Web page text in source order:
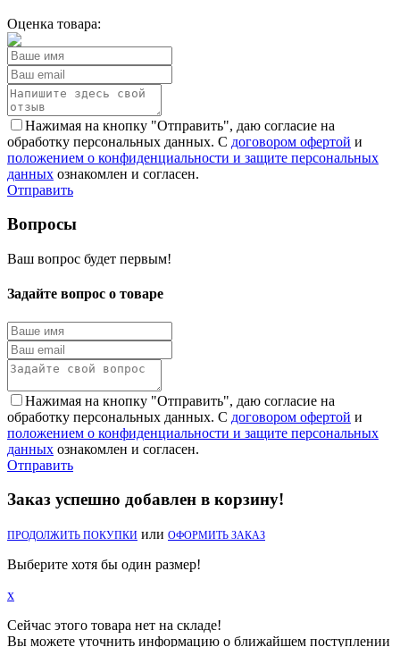
Оценка товара:
Нажимая на кнопку "Отправить", даю согласие на
обработку персональных данных. С договором офертой и
положением о конфиденциальности и защите персональных
данных ознакомлен и согласен.
Отправить
Вопросы
Ваш вопрос будет первым!
Задайте вопрос о товаре
Нажимая на кнопку "Отправить", даю согласие на
обработку персональных данных. С договором офертой и
положением о конфиденциальности и защите персональных
данных ознакомлен и согласен.
Отправить
Заказ успешно добавлен в корзину!
ПРОДОЛЖИТЬ ПОКУПКИ или ОФОРМИТЬ ЗАКАЗ
Выберите хотя бы один размер!
x
Сейчас этого товара нет на складе!
Вы можете уточнить информацию о ближайшем поступлении